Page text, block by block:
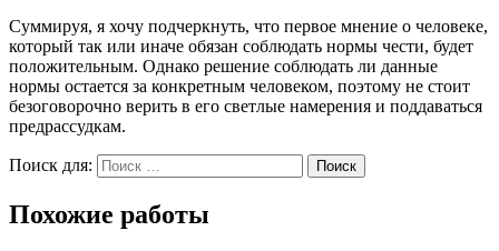
Суммируя, я хочу подчеркнуть, что первое мнение о человеке,
который так или иначе обязан соблюдать нормы чести, будет
положительным. Однако решение соблюдать ли данные
нормы остается за конкретным человеком, поэтому не стоит
безоговорочно верить в его светлые намерения и поддаваться
предрассудкам.
Поиск для: Поиск
Похожие работы